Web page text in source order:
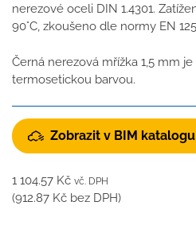
nerezové oceli DIN 1.4301.
90°C, zkoušeno dle normy EN
Černá nerezová mřížka 1,5 mm
termosetickou barvou.
Zobrazit v BIM katalogu
1 104.57 Kč vč. DPH
(912.87 Kč bez DPH)